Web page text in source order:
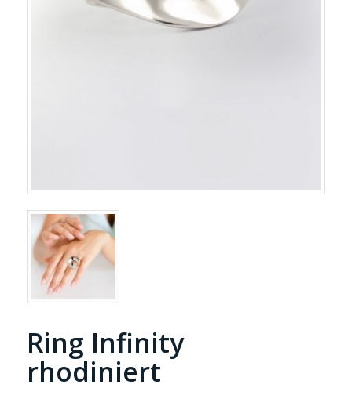
Ring Infinity
rhodiniert